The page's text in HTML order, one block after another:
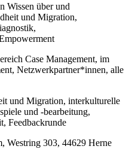
Wissen über und
und Migration,
Case Management, im
Netzwerkpartner*innen, alle
und Migration, interkulturelle
und -bearbeitung,
Feedbackrunde
Westring 303, 44629 Herne